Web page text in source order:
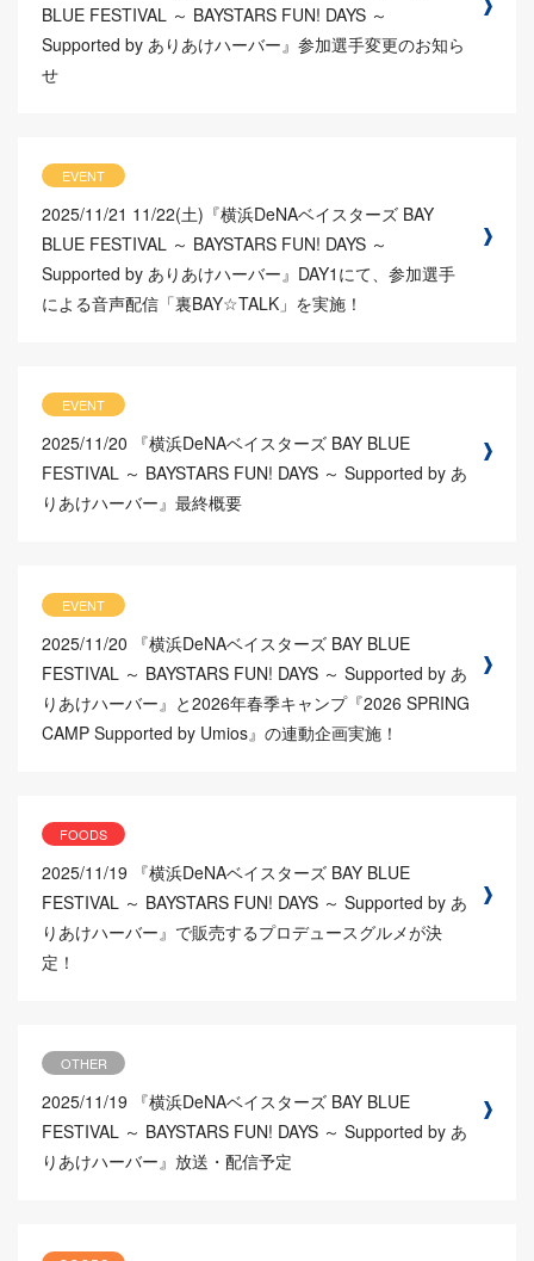
BLUE FESTIVAL ～ BAYSTARS FUN! DAYS ～
Supported by ありあけハーバー』参加選手変更のお知ら
せ
EVENT
2025/11/21 11/22(土)『横浜DeNAベイスターズ BAY
BLUE FESTIVAL ～ BAYSTARS FUN! DAYS ～
Supported by ありあけハーバー』DAY1にて、参加選手
による音声配信「裏BAY☆TALK」を実施！
EVENT
2025/11/20
『横浜DeNAベイスターズ BAY BLUE
FESTIVAL ～ BAYSTARS FUN! DAYS ～ Supported by あ
りあけハーバー』最終概要
EVENT
2025/11/20
『横浜DeNAベイスターズ BAY BLUE
FESTIVAL ～ BAYSTARS FUN! DAYS ～ Supported by あ
りあけハーバー』と2026年春季キャンプ『2026 SPRING
CAMP Supported by Umios』の連動企画実施！
FOODS
2025/11/19
『横浜DeNAベイスターズ BAY BLUE
FESTIVAL ～ BAYSTARS FUN! DAYS ～ Supported by あ
りあけハーバー』で販売するプロデュースグルメが決
定！
OTHER
2025/11/19
『横浜DeNAベイスターズ BAY BLUE
FESTIVAL ～ BAYSTARS FUN! DAYS ～ Supported by あ
りあけハーバー』放送・配信予定